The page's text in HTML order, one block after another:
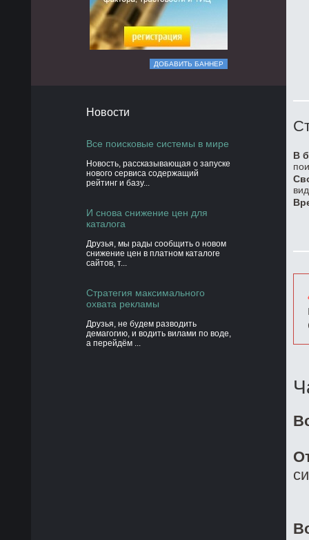
ДОБАВИТЬ БАННЕР
Новости
Все поисковые системы в мире
Новость, рассказывающая о запуске
нового сервиса содержащий
рейтинг и базу...
И снова снижение цен для
каталога
Друзья, мы рады сообщить о новом
снижение цен в платном каталоге
сайтов, т...
Стратегия максимального
охвата рекламы
Друзья, не будем разводить
демагогию, и водить вилами по воде,
а перейдём ...
В